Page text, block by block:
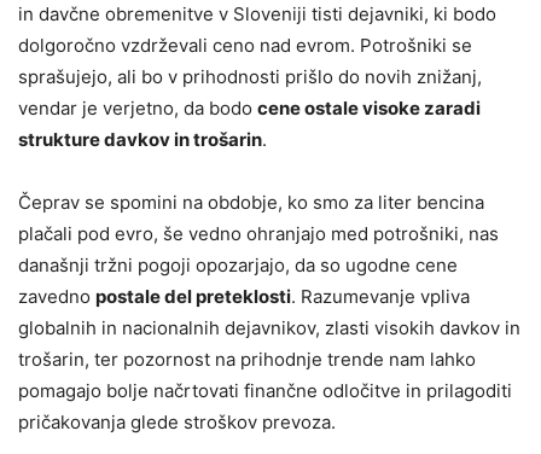
in davčne obremenitve v Sloveniji tisti dejavniki, ki bodo
dolgoročno vzdrževali ceno nad evrom. Potrošniki se
sprašujejo, ali bo v prihodnosti prišlo do novih znižanj,
vendar je verjetno, da bodo cene ostale visoke zaradi
strukture davkov in trošarin.
Čeprav se spomini na obdobje, ko smo za liter bencina
plačali pod evro, še vedno ohranjajo med potrošniki, nas
današnji tržni pogoji opozarjajo, da so ugodne cene
zavedno postale del preteklosti. Razumevanje vpliva
globalnih in nacionalnih dejavnikov, zlasti visokih davkov in
trošarin, ter pozornost na prihodnje trende nam lahko
pomagajo bolje načrtovati finančne odločitve in prilagoditi
pričakovanja glede stroškov prevoza.